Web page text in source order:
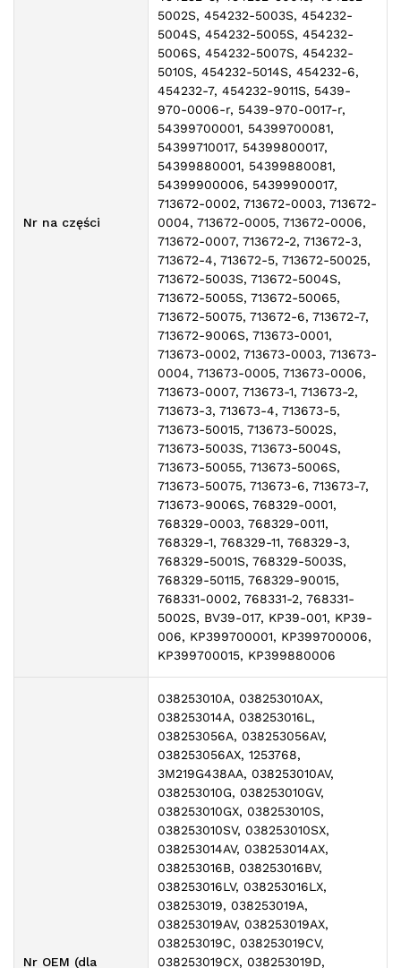
Nr na części
5002S, 454232-5003S, 454232-
5004S, 454232-5005S, 454232-
5006S, 454232-5007S, 454232-
5010S, 454232-5014S, 454232-6,
454232-7, 454232-9011S, 5439-
970-0006-r, 5439-970-0017-r,
54399700001, 54399700081,
54399710017, 54399800017,
54399880001, 54399880081,
54399900006, 54399900017,
713672-0002, 713672-0003, 713672-
0004, 713672-0005, 713672-0006,
713672-0007, 713672-2, 713672-3,
713672-4, 713672-5, 713672-50025,
713672-5003S, 713672-5004S,
713672-5005S, 713672-50065,
713672-50075, 713672-6, 713672-7,
713672-9006S, 713673-0001,
713673-0002, 713673-0003, 713673-
0004, 713673-0005, 713673-0006,
713673-0007, 713673-1, 713673-2,
713673-3, 713673-4, 713673-5,
713673-50015, 713673-5002S,
713673-5003S, 713673-5004S,
713673-50055, 713673-5006S,
713673-50075, 713673-6, 713673-7,
713673-9006S, 768329-0001,
768329-0003, 768329-0011,
768329-1, 768329-11, 768329-3,
768329-5001S, 768329-5003S,
768329-50115, 768329-90015,
768331-0002, 768331-2, 768331-
5002S, BV39-017, KP39-001, KP39-
006, KP399700001, KP399700006,
KP399700015, KP399880006
Nr OEM (dla
038253010A, 038253010AX,
038253014A, 038253016L,
038253056A, 038253056AV,
038253056AX, 1253768,
3M219G438AA, 038253010AV,
038253010G, 038253010GV,
038253010GX, 038253010S,
038253010SV, 038253010SX,
038253014AV, 038253014AX,
038253016B, 038253016BV,
038253016LV, 038253016LX,
038253019, 038253019A,
038253019AV, 038253019AX,
038253019C, 038253019CV,
038253019CX, 038253019D,